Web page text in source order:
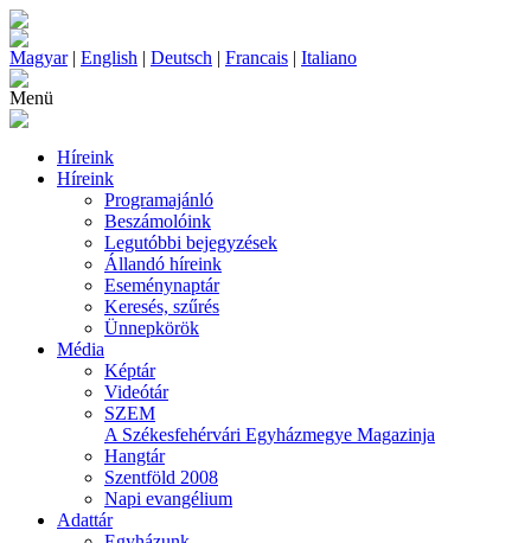
Magyar| English | Deutsch | Francais | Italiano
Menü
Híreink
Híreink
Programajánló
Beszámolóink
Legutóbbi bejegyzések
Állandó híreink
Eseménynaptár
Keresés, szűrés
Ünnepkörök
Média
Képtár
Videótár
SZEM
A Székesfehérvári Egyházmegye Magazinja
Hangtár
Szentföld 2008
Napi evangélium
Adattár